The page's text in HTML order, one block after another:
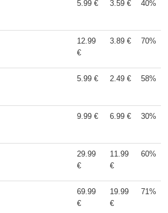
5.99 € 3.59 € 40%
12.99
€
3.89 € 70%
5.99 € 2.49 € 58%
9.99 € 6.99 € 30%
29.99
€
11.99
€
60%
69.99
€
19.99
€
71%